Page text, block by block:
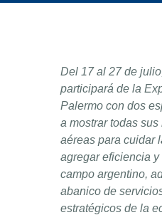
Del 17 al 27 de
participará de la
Palermo con dos
a mostrar todas
aéreas para cuidar
agregar eficiencia
campo argentino,
abanico de
estratégicos de la